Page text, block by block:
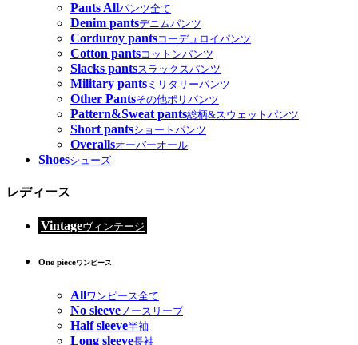
Pants Allパンツ全て
Denim pantsデニムパンツ
Corduroy pantsコーデュロイパンツ
Cotton pantsコットンパンツ
Slacks pantsスラックスパンツ
Military pants ミリタリーパンツ
Other Pantsその他ポリパンツ
Pattern&Sweat pants総柄&スウェットパンツ
Short pantsショートパンツ
Overallsオーバーオール
Shoesシューズ
レディース
Vintageヴィンテージ
One pieceワンピース
Allワンピース全て
No sleeve ノースリーブ
Half sleeve半袖
Long sleeve長袖